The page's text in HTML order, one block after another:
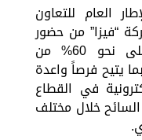
العام للتعاون
“فيزا” من حضور
دولي واسع، حيث تستحوذ على نحو 60% من
يتيح فرصاً واعدة
في القطاع
خلال مختلف